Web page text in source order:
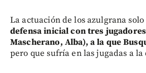
La actuación de los azulgrana
defensa inicial con tres
Mascherano, Alba), a la que
pero que sufría en las jugadas a la